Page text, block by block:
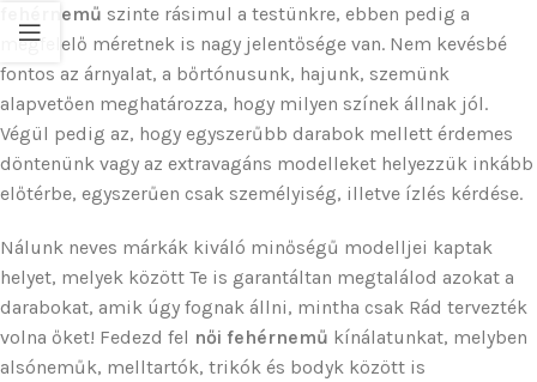
fehérnemű szinte rásimul a testünkre, ebben pedig a
megfelelő méretnek is nagy jelentősége van. Nem kevésbé
fontos az árnyalat, a bőrtónusunk, hajunk, szemünk
alapvetően meghatározza, hogy milyen színek állnak jól.
Végül pedig az, hogy egyszerűbb darabok mellett érdemes
döntenünk vagy az extravagáns modelleket helyezzük inkább
előtérbe, egyszerűen csak személyiség, illetve ízlés kérdése.
Nálunk neves márkák kiváló minőségű modelljei kaptak
helyet, melyek között Te is garantáltan megtalálod azokat a
darabokat, amik úgy fognak állni, mintha csak Rád tervezték
volna őket! Fedezd fel női fehérnemű kínálatunkat, melyben
alsóneműk, melltartók, trikók és bodyk között is